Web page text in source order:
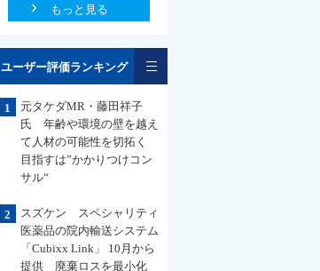
もっと見る
ユーザー評価ランキング
1
元タケダMR・藤田祥子
氏 年齢や環境の壁を越え
て人材の可能性を切拓く
目指すは”かかりつけコン
サル“
2
スズケン スペシャリティ
医薬品の院内輸送システム
「Cubixx Link」 10月から
提供 廃棄ロスを最小化